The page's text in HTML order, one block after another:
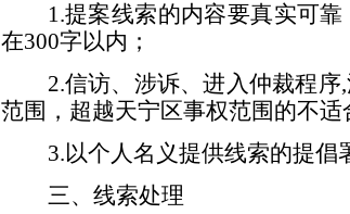
1.提案线索的内容要真实可靠
在300字以内；
2.信访、涉诉、进入仲裁程序,
范围， 超越天宁区事权范围的不适
3.以个人名义提供线索的提倡
三、线索处理